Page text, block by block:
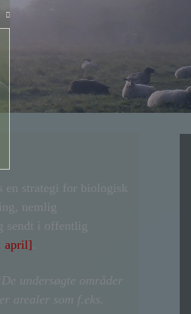
en strategi for biologisk
nemlig
sendt i offentlig
april].
De undersøgte områder
arealer som f.eks.